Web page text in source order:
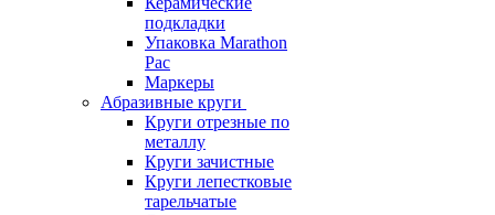
подкладки
Упаковка Marathon
Pac
Маркеры
Абразивные круги
Круги отрезные по
металлу
Круги зачистные
Круги лепестковые
тарельчатые